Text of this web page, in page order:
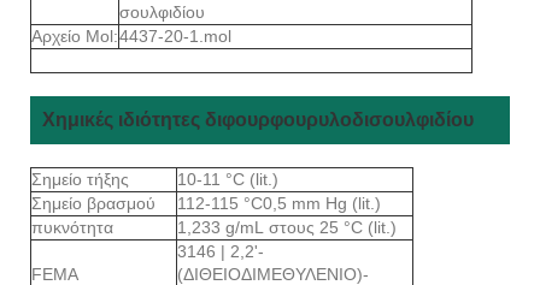
σουλφιδίου
Αρχείο Mol:4437-20-1.mol
Χημικές ιδιότητες διφουρφουρυλοδισουλφιδίου
Σημείο τήξης
10-11 °C (lit.)
Σημείο βρασμού
112-115 °C0,5 mm Hg (lit.)
πυκνότητα
1,233 g/mL στους 25 °C (lit.)
FEMA
3146 | 2,2'-
(ΔΙΘΕΙΟΔΙΜΕΘΥΛΕΝΙΟ)-